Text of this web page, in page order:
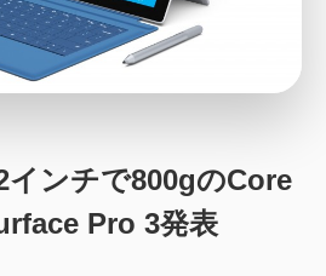
Mac Android
オーディオ 周辺機器
ンチで800gのCore
Pro 3発表